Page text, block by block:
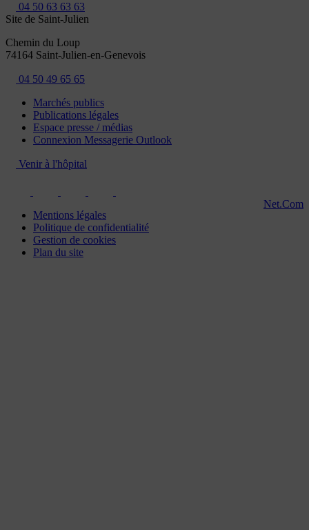
04 50 63 63 63
Site de Saint-Julien
Chemin du Loup
74164 Saint-Julien-en-Genevois
04 50 49 65 65
Marchés publics
Publications légales
Espace presse / médias
Connexion Messagerie Outlook
Venir à l'hôpital
Mentions légales
Politique de confidentialité
Gestion de cookies
Plan du site
Net.Com